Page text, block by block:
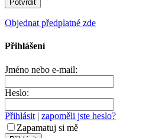
Objednat předplatné zde
Přihlášení
Jméno nebo e-mail:
Heslo:
Přihlásit | zapoměli jste heslo?
Zapamatuj si mě